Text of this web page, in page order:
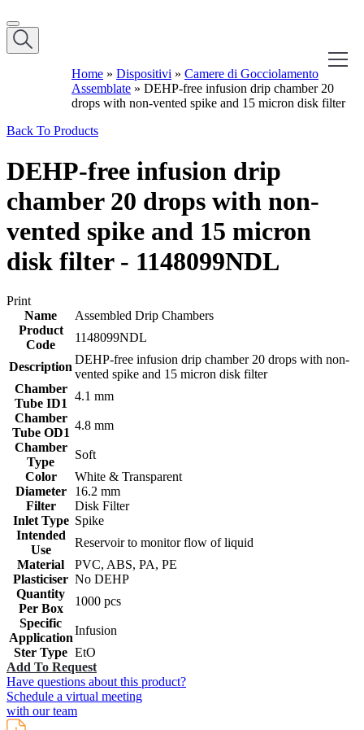
Home » Dispositivi » Camere di Gocciolamento
Assemblate » DEHP-free infusion drip chamber 20
drops with non-vented spike and 15 micron disk filter
Back To Products
DEHP-free infusion drip
chamber 20 drops with non-
vented spike and 15 micron
disk filter - 1148099NDL
Print
Name
Assembled Drip Chambers
Product
Code
1148099NDL
Description
DEHP-free infusion drip chamber 20 drops with non-
vented spike and 15 micron disk filter
Chamber
Tube ID1
4.1 mm
Chamber
Tube OD1
4.8 mm
Chamber
Type
Soft
Color
White & Transparent
Diameter
16.2 mm
Filter
Disk Filter
Inlet Type Spike
Intended
Use
Reservoir to monitor flow of liquid
Material
PVC, ABS, PA, PE
Plasticiser No DEHP
Quantity
Per Box
1000 pcs
Specific
Application
Infusion
Ster Type EtO
Add To Request
Have questions about this product?
Schedule a virtual meeting
with our team